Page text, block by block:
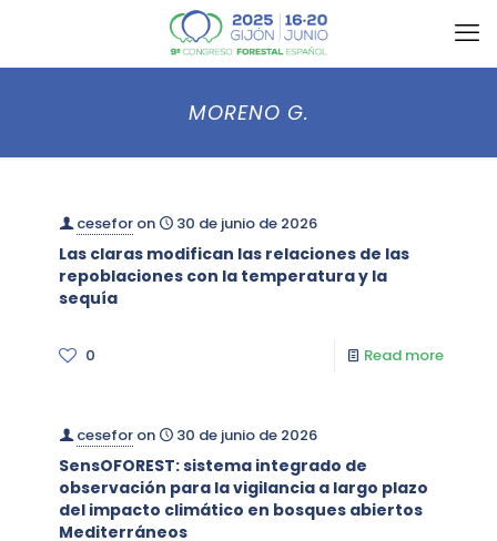
MORENO G.
cesefor on 30 de junio de 2026
Las claras modifican las relaciones de las
repoblaciones con la temperatura y la
sequía
0 Read more
cesefor on 30 de junio de 2026
SensOFOREST: sistema integrado de
observación para la vigilancia a largo plazo
del impacto climático en bosques abiertos
Mediterráneos